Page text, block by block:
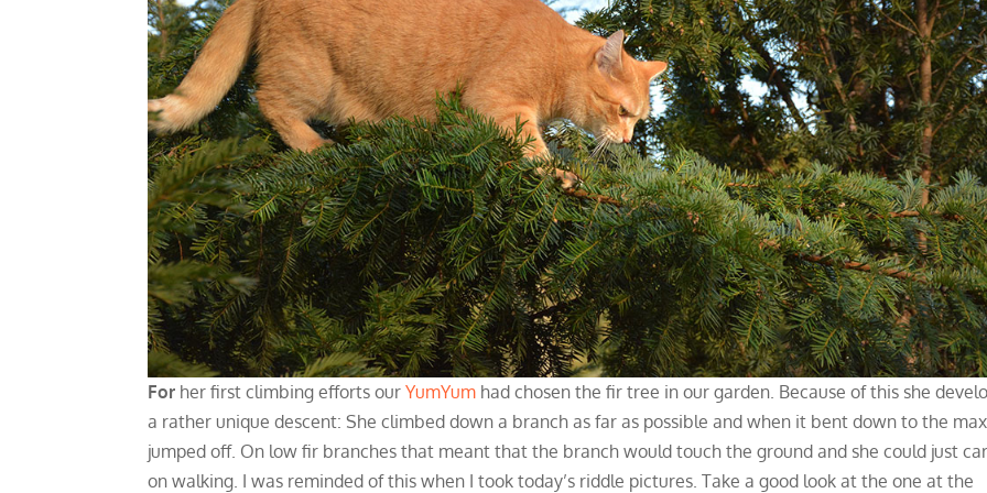
For her first climbing efforts ourYumYum had chosen the fir tree in our garden. Because of this she
a rather unique descent: She climbed down a branch as far as possible and when it bent down to the
jumped off. On low fir branches that meant that the branch would touch the ground and she could just
on walking. I was reminded of this when I took today’s riddle pictures. Take a good look at the one at the